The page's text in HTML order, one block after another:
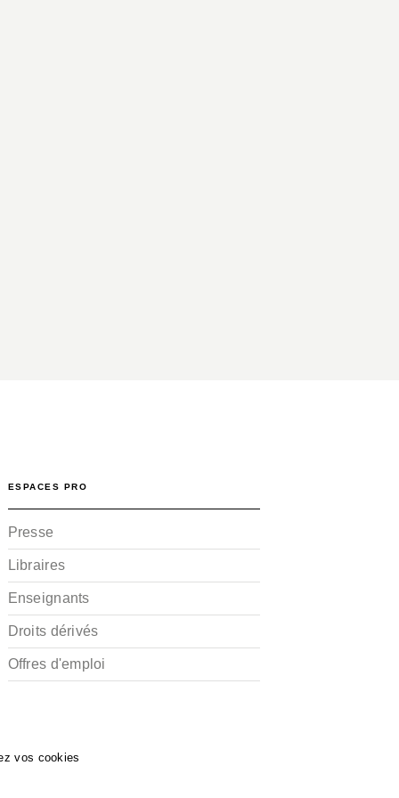
ESPACES PRO
Presse
Libraires
Enseignants
Droits dérivés
Offres d'emploi
vos cookies